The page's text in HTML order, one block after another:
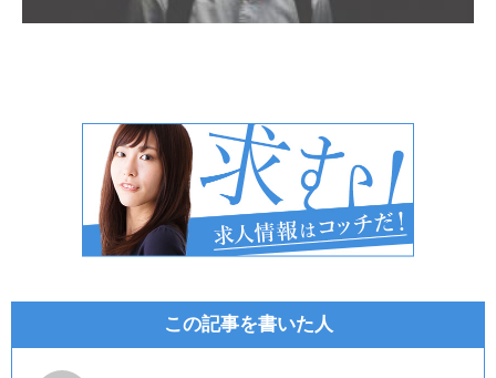
この記事を書いた人